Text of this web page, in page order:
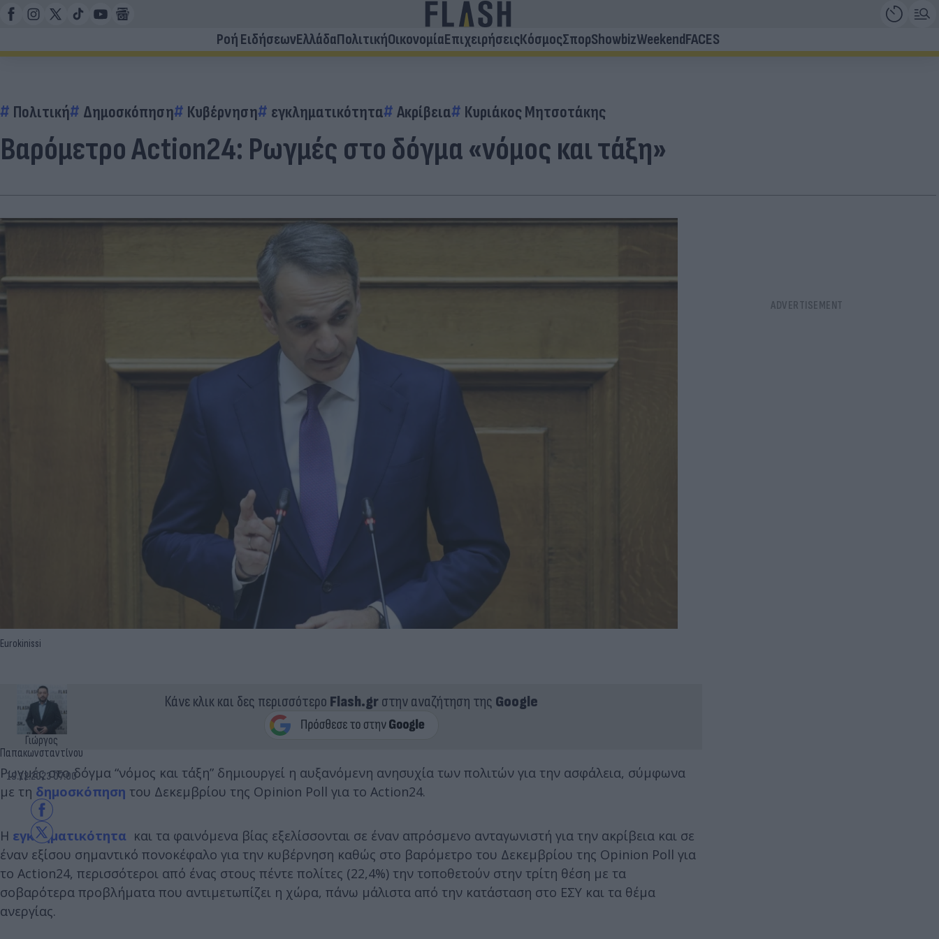
Ροή ΕιδήσεωνΕλλάδαΠολιτικήΟικονομίαΕπιχειρήσειςΚόσμοςΣπορShowbizWeekendFACES
Πολιτική Δημοσκόπηση Κυβέρνηση εγκληματικότητα Ακρίβεια Κυριάκος Μητσοτάκης
Βαρόμετρο Action24: Ρωγμές στο δόγμα «νόμος και τάξη»
Eurokinissi
Γιώργος
Παπακωνσταντίνου
19.12.2023 07:00
Κάνε κλικ και δες περισσότερο Flash.grστην αναζήτηση της Google
Ρωγμές στο δόγμα “νόμος και τάξη” δημιουργεί η αυξανόμενη ανησυχία των πολιτών για την ασφάλεια, σύμφωνα
με τη δημοσκόπηση του Δεκεμβρίου της Opinion Poll για το Action24.
Η εγκληματικότητα και τα φαινόμενα βίας εξελίσσονται σε έναν απρόσμενο ανταγωνιστή για την ακρίβεια και σε
έναν εξίσου σημαντικό πονοκέφαλο για την κυβέρνηση καθώς στο βαρόμετρο του Δεκεμβρίου της Opinion Poll για
το Action24, περισσότεροι από ένας στους πέντε πολίτες (22,4%) την τοποθετούν στην τρίτη θέση με τα
σοβαρότερα προβλήματα που αντιμετωπίζει η χώρα, πάνω μάλιστα από την κατάσταση στο ΕΣΥ και τα θέμα
ανεργίας.